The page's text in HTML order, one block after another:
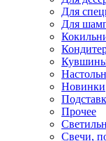
Для
Для
Новинки
Прочее
Свечи,